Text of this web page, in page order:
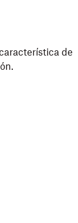
batería. Parade